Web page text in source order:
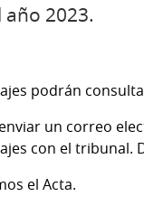
año 2023.
podrán
un correo
con el tribunal.
el Acta.